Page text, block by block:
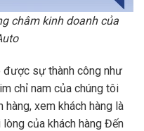
châm kinh doanh của
được sự thành công như
chỉ nam của chúng tôi
xem khách hàng là
của khách hàng Đến